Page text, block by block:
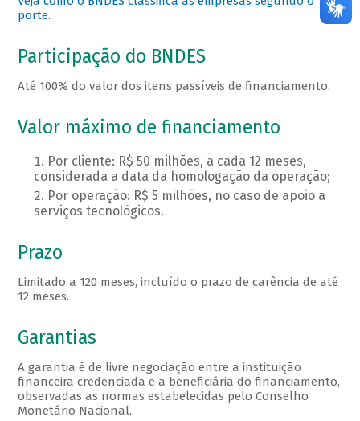
porte.
Participação do BNDES
Até 100% do valor dos itens passíveis de financiamento.
Valor máximo de financiamento
Por cliente: R$ 50 milhões, a cada 12 meses,
considerada a data da homologação da operação;
Por operação: R$ 5 milhões, no caso de apoio a
serviços tecnológicos.
Prazo
Limitado a 120 meses, incluído o prazo de carência de até
12 meses.
Garantias
A garantia é de livre negociação entre a instituição
financeira credenciada e a beneficiária do financiamento,
observadas as normas estabelecidas pelo Conselho
Monetário Nacional.